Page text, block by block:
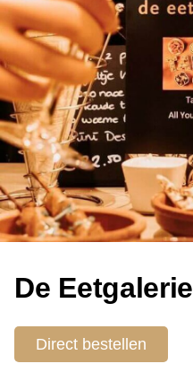
De Eetgalerie
Direct bestellen